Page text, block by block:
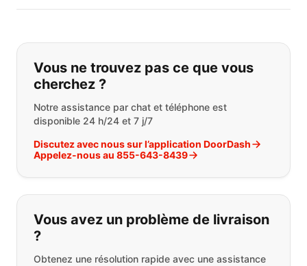
Si vous ne trouvez pas ce que vous
Vous ne trouvez pas ce que vous
cherchez ?
Notre assistance par chat et téléphone est
disponible 24 h/24 et 7 j/7
Discutez avec nous sur l’application DoorDash
Appelez-nous au 855-643-8439
Vous avez un problème de livraison
?
Obtenez une résolution rapide avec une assistance